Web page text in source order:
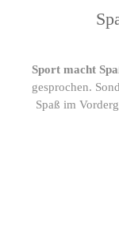
Sport macht
gesprochen.
Spaß im